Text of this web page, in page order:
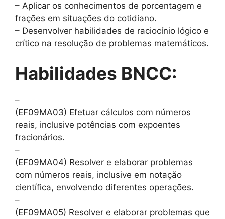
– Aplicar os conhecimentos de porcentagem e
frações em situações do cotidiano.
– Desenvolver habilidades de raciocínio lógico e
crítico na resolução de problemas matemáticos.
Habilidades BNCC:
–
(EF09MA03) Efetuar cálculos com números
reais, inclusive potências com expoentes
fracionários.
–
(EF09MA04) Resolver e elaborar problemas
com números reais, inclusive em notação
científica, envolvendo diferentes operações.
–
(EF09MA05) Resolver e elaborar problemas que